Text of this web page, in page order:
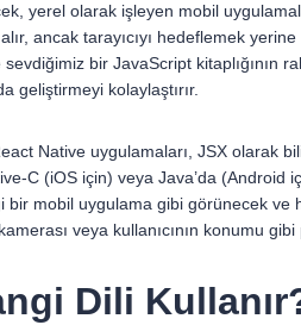
yerel olarak işleyen mobil
ancak tarayıcıyı hedeflemek
bir JavaScript kitaplığının
geliştirmeyi kolaylaştırır.
Native uygulamaları, JSX olarak
C (iOS için) veya Java’da
mobil uygulama gibi görünecek ve
veya kullanıcının konumu
Dili